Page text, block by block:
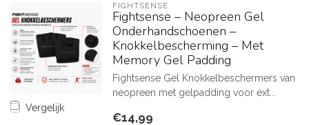
Vergelijk
FIGHTSENSE
Fightsense – Neopreen Gel
Onderhandschoenen –
Knokkelbescherming – Met
Memory Gel Padding
Fightsense Gel Knokkelbeschermers van
neopreen met gelpadding voor ext...
€14,99